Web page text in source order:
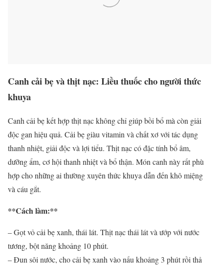
Canh cải bẹ và thịt nạc: Liều thuốc cho người thức
khuya
Canh cải bẹ kết hợp thịt nạc không chỉ giúp bồi bổ mà còn giải
độc gan hiệu quả. Cải bẹ giàu vitamin và chất xơ với tác dụng
thanh nhiệt, giải độc và lợi tiểu. Thịt nạc có đặc tính bổ âm,
dưỡng ẩm, cơ hội thanh nhiệt và bổ thận. Món canh này rất phù
hợp cho những ai thường xuyên thức khuya dẫn đến khô miệng
và cáu gắt.
**Cách làm:**
– Gọt vỏ cải bẹ xanh, thái lát. Thịt nạc thái lát và ướp với nước
tương, bột năng khoảng 10 phút.
– Đun sôi nước, cho cải bẹ xanh vào nấu khoảng 3 phút rồi thả